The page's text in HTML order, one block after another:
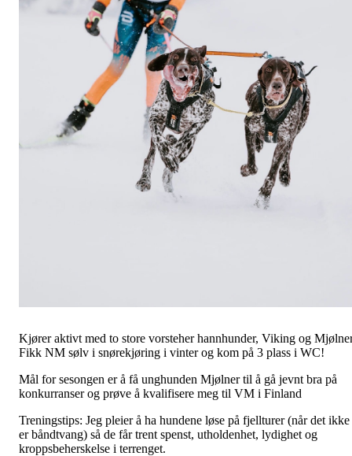
Kjører aktivt med to store vorsteher hannhunder, Viking og
Fikk NM sølv i snørekjøring i vinter og kom på 3 plass i WC!
Mål for sesongen er å få unghunden Mjølner til å gå jevnt bra på
konkurranser og prøve å kvalifisere meg til VM i Finland
Treningstips: Jeg pleier å ha hundene løse på fjellturer (når det ikke
er båndtvang) så de får trent spenst, utholdenhet, lydighet og
kroppsbeherskelse i terrenget.